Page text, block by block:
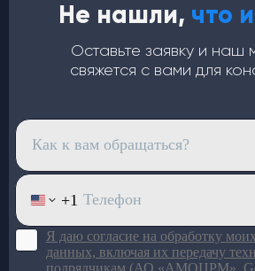
Не нашли, что
Оставьте заявку и наш
свяжется с вами для